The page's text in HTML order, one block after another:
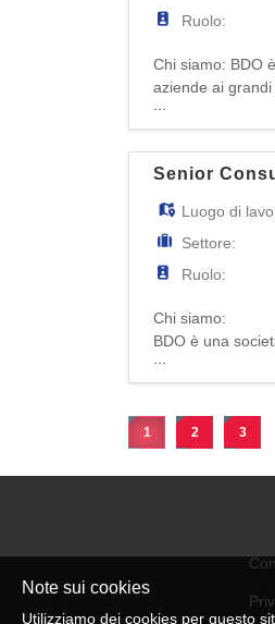
Note sui cookies
Utilizziamo dei cookies per questo
Ruolo:
Chi siamo: BDO
aziende ai
professionisti in
Senior
Luogo di
Settore:
Ruolo:
Chi siamo:
BDO è una
1 2 3